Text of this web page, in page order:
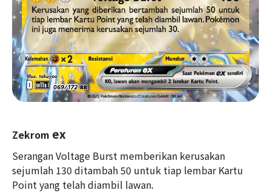
Zekrom ex
Serangan Voltage Burst memberikan kerusakan
sejumlah 130 ditambah 50 untuk tiap lembar Kartu
Point yang telah diambil lawan.